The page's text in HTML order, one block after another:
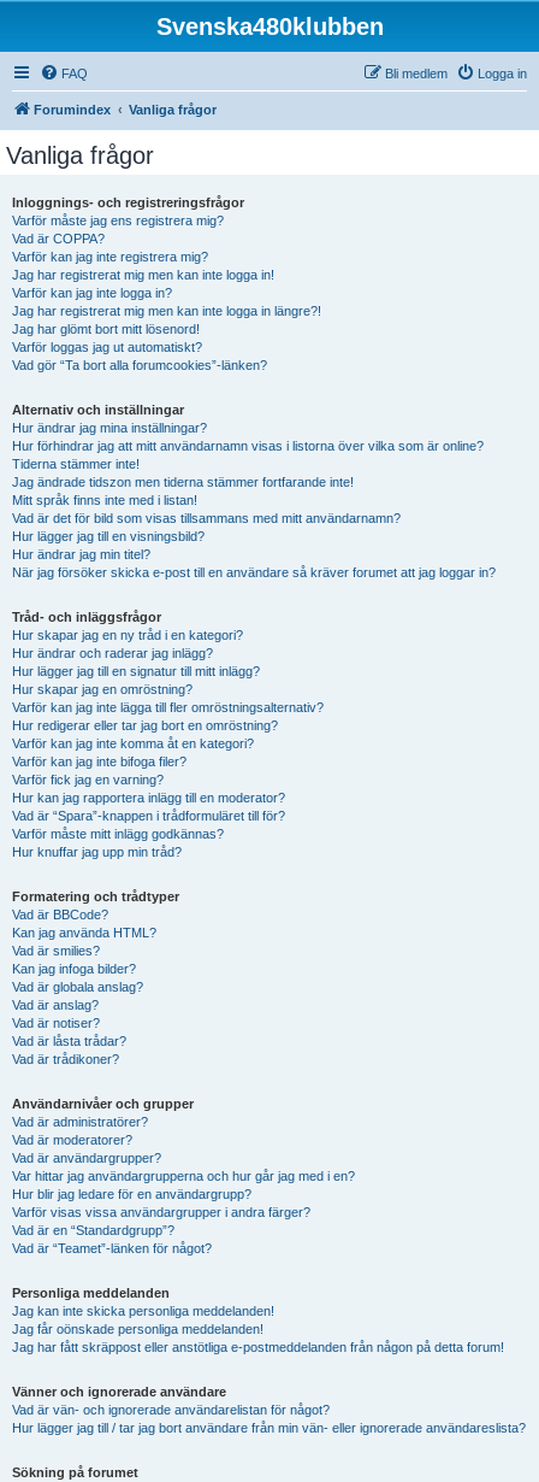
Svenska480klubben
FAQ Logga in
Bli medlem
Forumindex Vanliga frågor
Vanliga frågor
Inloggnings- och registreringsfrågor
Varför måste jag ens registrera mig?
Vad är COPPA?
Varför kan jag inte registrera mig?
Jag har registrerat mig men kan inte logga in!
Varför kan jag inte logga in?
Jag har registrerat mig men kan inte logga in längre?!
Jag har glömt bort mitt lösenord!
Varför loggas jag ut automatiskt?
Vad gör “Ta bort alla forumcookies”-länken?
Alternativ och inställningar
Hur ändrar jag mina inställningar?
Hur förhindrar jag att mitt användarnamn visas i listorna över vilka som är online?
Tiderna stämmer inte!
Jag ändrade tidszon men tiderna stämmer fortfarande inte!
Mitt språk finns inte med i listan!
Vad är det för bild som visas tillsammans med mitt användarnamn?
Hur lägger jag till en visningsbild?
Hur ändrar jag min titel?
När jag försöker skicka e-post till en användare så kräver forumet att jag loggar in?
Tråd- och inläggsfrågor
Hur skapar jag en ny tråd i en kategori?
Hur ändrar och raderar jag inlägg?
Hur lägger jag till en signatur till mitt inlägg?
Hur skapar jag en omröstning?
Varför kan jag inte lägga till fler omröstningsalternativ?
Hur redigerar eller tar jag bort en omröstning?
Varför kan jag inte komma åt en kategori?
Varför kan jag inte bifoga filer?
Varför fick jag en varning?
Hur kan jag rapportera inlägg till en moderator?
Vad är “Spara”-knappen i trådformuläret till för?
Varför måste mitt inlägg godkännas?
Hur knuffar jag upp min tråd?
Formatering och trådtyper
Vad är BBCode?
Kan jag använda HTML?
Vad är smilies?
Kan jag infoga bilder?
Vad är globala anslag?
Vad är anslag?
Vad är notiser?
Vad är låsta trådar?
Vad är trådikoner?
Användarnivåer och grupper
Vad är administratörer?
Vad är moderatorer?
Vad är användargrupper?
Var hittar jag användargrupperna och hur går jag med i en?
Hur blir jag ledare för en användargrupp?
Varför visas vissa användargrupper i andra färger?
Vad är en “Standardgrupp”?
Vad är “Teamet”-länken för något?
Personliga meddelanden
Jag kan inte skicka personliga meddelanden!
Jag får oönskade personliga meddelanden!
Jag har fått skräppost eller anstötliga e-postmeddelanden från någon på detta forum!
Vänner och ignorerade användare
Vad är vän- och ignorerade användarelistan för något?
Hur lägger jag till / tar jag bort användare från min vän- eller ignorerade användareslista?
Sökning på forumet